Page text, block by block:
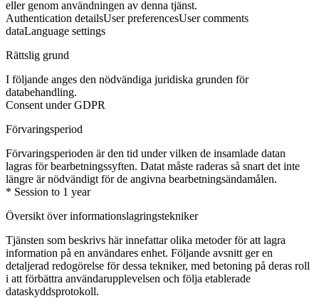
eller genom användningen av denna tjänst.
Authentication detailsUser preferencesUser comments
dataLanguage settings
Rättslig grund
I följande anges den nödvändiga juridiska grunden för
databehandling.
Consent under GDPR
Förvaringsperiod
Förvaringsperioden är den tid under vilken de insamlade datan
lagras för bearbetningssyften. Datat måste raderas så snart det inte
längre är nödvändigt för de angivna bearbetningsändamålen.
* Session to 1 year
Översikt över informationslagringstekniker
Tjänsten som beskrivs här innefattar olika metoder för att lagra
information på en användares enhet. Följande avsnitt ger en
detaljerad redogörelse för dessa tekniker, med betoning på deras roll
i att förbättra användarupplevelsen och följa etablerade
dataskyddsprotokoll.